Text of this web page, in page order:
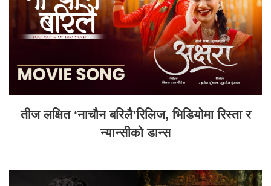
तीज लक्षित ‘नाचौन बरिलै’रिलिज, भिडियोमा रिस्ता र
न्यान्सीको डान्स